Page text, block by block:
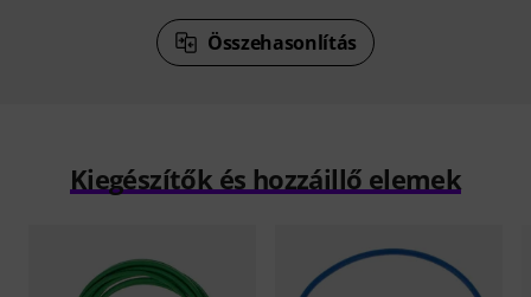
Összehasonlítás
Kiegészítők és hozzáillő elemek